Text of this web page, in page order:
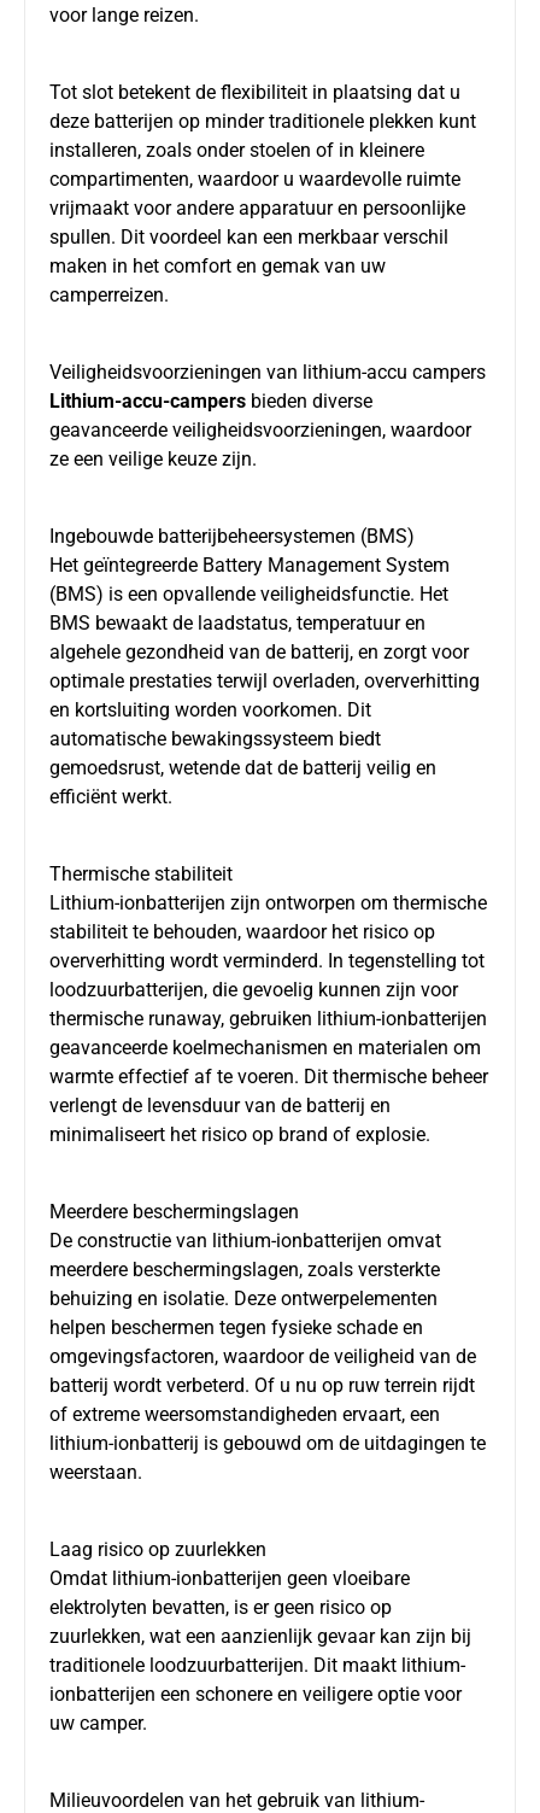
voor lange reizen.
Tot slot betekent de flexibiliteit in plaatsing dat u
deze batterijen op minder traditionele plekken kunt
installeren, zoals onder stoelen of in kleinere
compartimenten, waardoor u waardevolle ruimte
vrijmaakt voor andere apparatuur en persoonlijke
spullen. Dit voordeel kan een merkbaar verschil
maken in het comfort en gemak van uw
camperreizen.
Veiligheidsvoorzieningen van lithium-accu campers
Lithium-accu-campers bieden diverse
geavanceerde veiligheidsvoorzieningen, waardoor
ze een veilige keuze zijn.
Ingebouwde batterijbeheersystemen (BMS)
Het geïntegreerde Battery Management System
(BMS) is een opvallende veiligheidsfunctie. Het
BMS bewaakt de laadstatus, temperatuur en
algehele gezondheid van de batterij, en zorgt voor
optimale prestaties terwijl overladen, oververhitting
en kortsluiting worden voorkomen. Dit
automatische bewakingssysteem biedt
gemoedsrust, wetende dat de batterij veilig en
efficiënt werkt.
Thermische stabiliteit
Lithium-ionbatterijen zijn ontworpen om thermische
stabiliteit te behouden, waardoor het risico op
oververhitting wordt verminderd. In tegenstelling tot
loodzuurbatterijen, die gevoelig kunnen zijn voor
thermische runaway, gebruiken lithium-ionbatterijen
geavanceerde koelmechanismen en materialen om
warmte effectief af te voeren. Dit thermische beheer
verlengt de levensduur van de batterij en
minimaliseert het risico op brand of explosie.
Meerdere beschermingslagen
De constructie van lithium-ionbatterijen omvat
meerdere beschermingslagen, zoals versterkte
behuizing en isolatie. Deze ontwerpelementen
helpen beschermen tegen fysieke schade en
omgevingsfactoren, waardoor de veiligheid van de
batterij wordt verbeterd. Of u nu op ruw terrein rijdt
of extreme weersomstandigheden ervaart, een
lithium-ionbatterij is gebouwd om de uitdagingen te
weerstaan.
Laag risico op zuurlekken
Omdat lithium-ionbatterijen geen vloeibare
elektrolyten bevatten, is er geen risico op
zuurlekken, wat een aanzienlijk gevaar kan zijn bij
traditionele loodzuurbatterijen. Dit maakt lithium-
ionbatterijen een schonere en veiligere optie voor
uw camper.
Milieuvoordelen van het gebruik van lithium-